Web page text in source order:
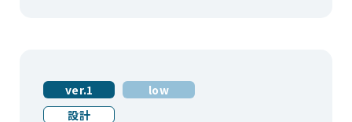
ver.1
low
設計